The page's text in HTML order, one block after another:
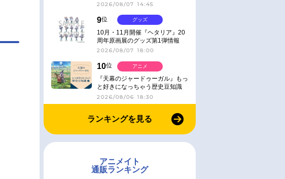
2026/08/07 14:45
9位
10月・11月開催『ヘタリア』20
周年原画展のグッズ第1弾情報
2026/08/07 18:00
グッズ
10位
『天幕のジャードゥーガル』もっ
と好きになっちゃう歴史豆知識
2026/08/06 18:30
アニメ
ランキングを見る
アニメイト
通販ランキング